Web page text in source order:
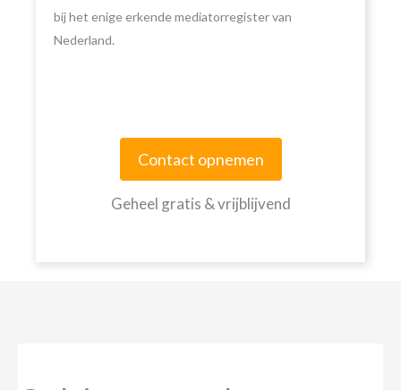
bij het enige erkende mediatorregister van
Nederland.
Contact opnemen
Geheel gratis & vrijblijvend